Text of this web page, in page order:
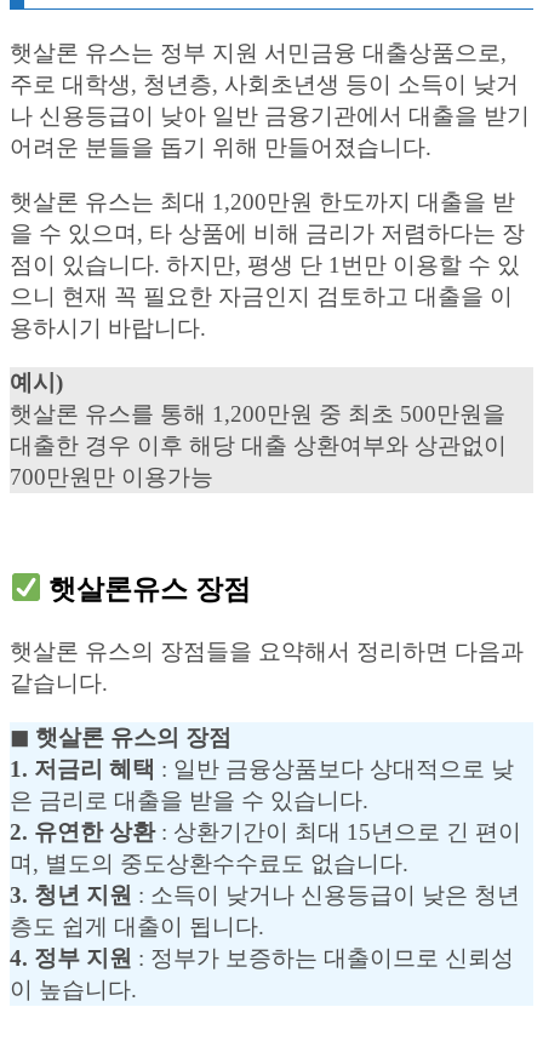
햇살론 유스는 정부 지원 서민금융 대출상품으로,
주로 대학생, 청년층, 사회초년생 등이 소득이 낮거
나 신용등급이 낮아 일반 금융기관에서 대출을 받기
어려운 분들을 돕기 위해 만들어졌습니다.
햇살론 유스는 최대 1,200만원 한도까지 대출을 받
을 수 있으며, 타 상품에 비해 금리가 저렴하다는 장
점이 있습니다. 하지만, 평생 단 1번만 이용할 수 있
으니 현재 꼭 필요한 자금인지 검토하고 대출을 이
용하시기 바랍니다.
예시)
햇살론 유스를 통해 1,200만원 중 최초 500만원을
대출한 경우 이후 해당 대출 상환여부와 상관없이
700만원만 이용가능
햇살론유스 장점
햇살론 유스의 장점들을 요약해서 정리하면 다음과
같습니다.
◼︎ 햇살론 유스의 장점
1. 저금리 혜택 : 일반 금융상품보다 상대적으로 낮
은 금리로 대출을 받을 수 있습니다.
2. 유연한 상환: 상환기간이 최대 15년으로 긴 편이
며, 별도의 중도상환수수료도 없습니다.
3. 청년 지원 : 소득이 낮거나 신용등급이 낮은 청년
층도 쉽게 대출이 됩니다.
4. 정부 지원 : 정부가 보증하는 대출이므로 신뢰성
이 높습니다.